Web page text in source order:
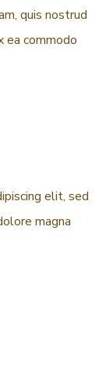
quis nostrud
ea commodo
elit, sed
magna